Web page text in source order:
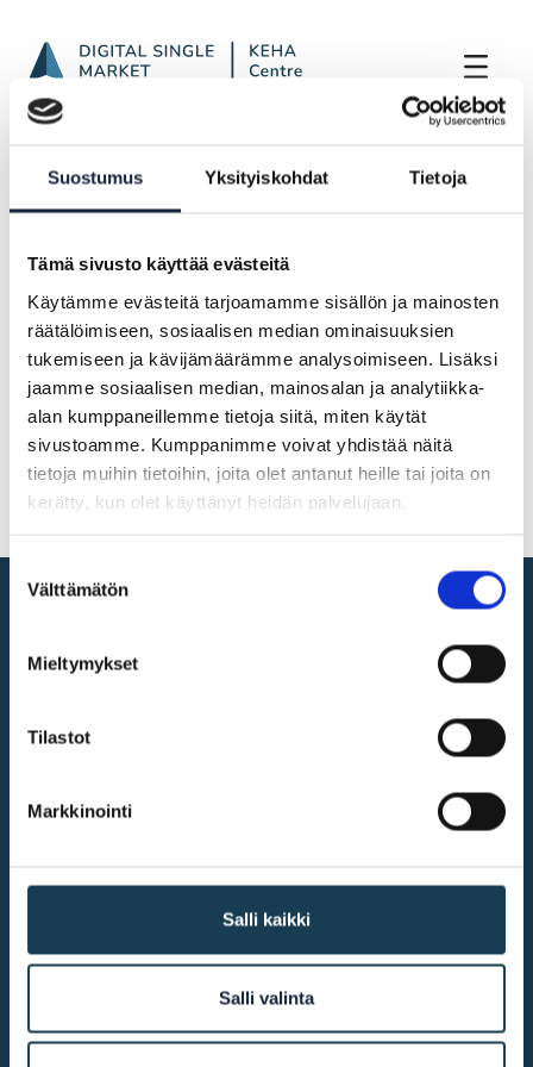
Suostumus Yksityiskohdat Tietoja
Tämä sivusto käyttää evästeitä
Käytämme evästeitä tarjoamamme sisällön ja mainosten
räätälöimiseen, sosiaalisen median ominaisuuksien
tukemiseen ja kävijämäärämme analysoimiseen. Lisäksi
jaamme sosiaalisen median, mainosalan ja analytiikka-
alan kumppaneillemme tietoja siitä, miten käytät
sivustoamme. Kumppanimme voivat yhdistää näitä
tietoja muihin tietoihin, joita olet antanut heille tai joita on
kerätty, kun olet käyttänyt heidän palvelujaan.
valinta
Välttämätön
Mieltymykset
Tilastot
Markkinointi
Salli kaikki
Salli valinta
SDGr Newsletter from February to April
NEWS | 05.05.2025
SDGr Newsletter from February to
April 2025
Newsletter only in Finnish
More info
Accessibility
Other links